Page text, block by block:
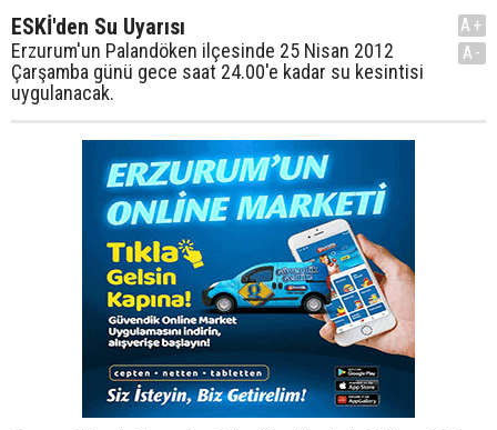
ESKİ'den Su Uyarısı
Erzurum'un Palandöken ilçesinde 25 Nisan 2012
Çarşamba günü gece saat 24.00'e kadar su kesintisi
uygulanacak.
A+
A-